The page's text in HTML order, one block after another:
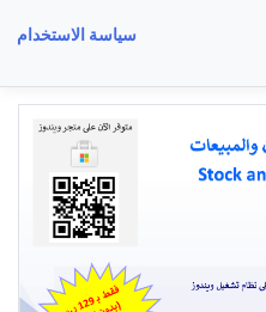
سياسة الاستخدام